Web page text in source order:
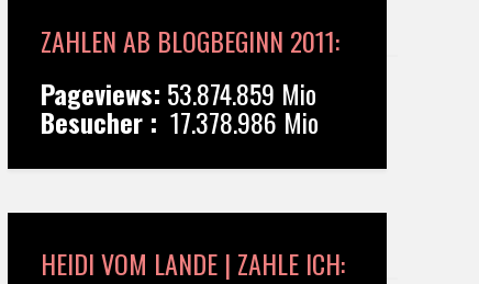
ZAHLEN AB BLOGBEGINN 2011:
Pageviews: 53.874.859 Mio
Besucher : 17.378.986 Mio
HEIDI VOM LANDE | ZAHLE ICH: